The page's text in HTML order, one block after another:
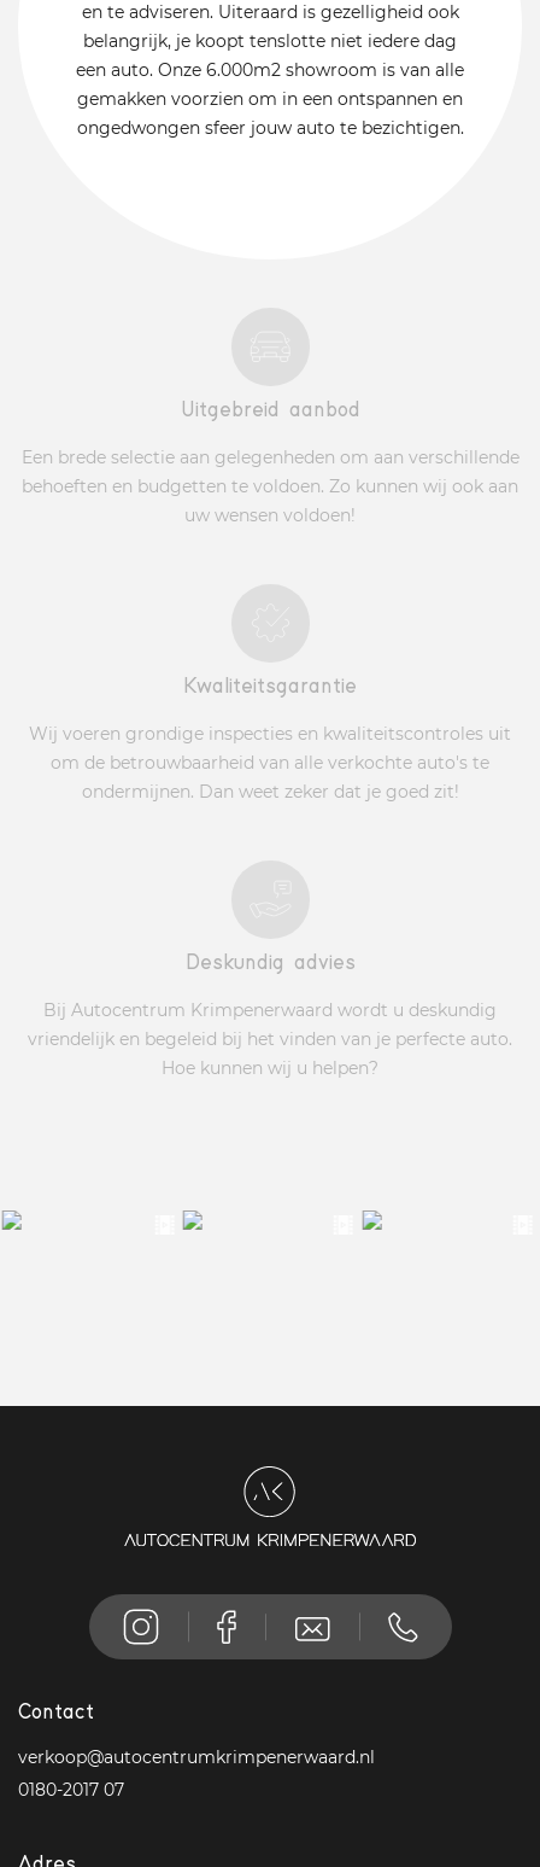
en te adviseren. Uiteraard is gezelligheid ook
belangrijk, je koopt tenslotte niet iedere dag
een auto. Onze 6.000m2 showroom is van alle
gemakken voorzien om in een ontspannen en
ongedwongen sfeer jouw auto te bezichtigen.
Uitgebreid aanbod
Een brede selectie aan gelegenheden om aan verschillende
behoeften en budgetten te voldoen. Zo kunnen wij ook aan
uw wensen voldoen!
Kwaliteitsgarantie
Wij voeren grondige inspecties en kwaliteitscontroles uit
om de betrouwbaarheid van alle verkochte auto's te
ondermijnen. Dan weet zeker dat je goed zit!
Deskundig advies
Bij Autocentrum Krimpenerwaard wordt u deskundig
vriendelijk en begeleid bij het vinden van je perfecte auto.
Hoe kunnen wij u helpen?
Contact
verkoop@autocentrumkrimpenerwaard.nl
0180-2017 07